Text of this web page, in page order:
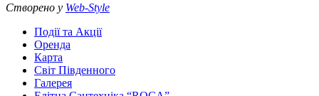
Створено у Web-Style
Події та Акції
Оренда
Карта
Світ Південного
Галерея